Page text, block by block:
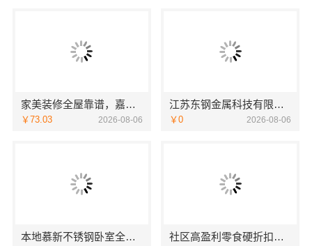
家美装修全屋靠谱，嘉兴家美建材科技有限公司一站式全包服务
￥73.03 2026-08-06
江苏东钢金属科技有限公司不锈钢家具生产基地好不好
￥0 2026-08-06
本地慕新不锈钢卧室全案设计效果图 社区高盈利零食硬折扣全域盈利，河南零百味供应链有限公司加盟